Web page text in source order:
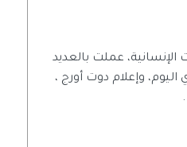
عملت بالعديد
وإعلام دوت أورج ،